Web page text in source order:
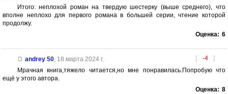
Итого: неплохой роман на твердую шестерку (выше среднего), что
вполне неплохо для первого романа в большей серии, чтение которой
продолжу.
Оценка: 6
[ -4 ]
andrey 50, 18 марта 2024 г.
Мрачная книга,тяжело читается,но мне понравилась.Попробую что
ещё у этого автора.
Оценка: 8